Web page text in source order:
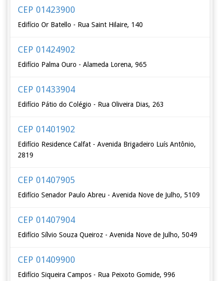
CEP 01423900
Edifício Or Batello - Rua Saint Hilaire, 140
CEP 01424902
Edifício Palma Ouro - Alameda Lorena, 965
CEP 01433904
Edifício Pátio do Colégio - Rua Oliveira Dias, 263
CEP 01401902
Edifício Residence Calfat - Avenida Brigadeiro Luís Antônio,
2819
CEP 01407905
Edifício Senador Paulo Abreu - Avenida Nove de Julho, 5109
CEP 01407904
Edifício Sílvio Souza Queiroz - Avenida Nove de Julho, 5049
CEP 01409900
Edifício Siqueira Campos - Rua Peixoto Gomide, 996